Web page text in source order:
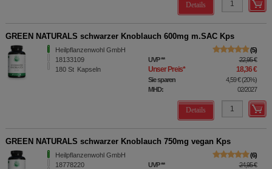
Details
GREEN NATURALS schwarzer Knoblauch 600mg m.SAC Kps
Heilpflanzenwohl GmbH
18133109
180 St Kapseln
5
UVP** 22,95 €
Unser Preis* 18,36 €
Sie sparen 4,59 €(20%)
MHD:
02/2027
Details
GREEN NATURALS schwarzer Knoblauch 750mg vegan Kps
Heilpflanzenwohl GmbH
18778220
6
UVP** 24,95 €